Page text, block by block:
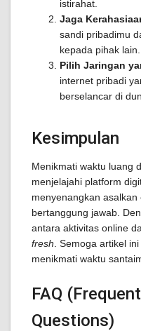
istirahat.
Jaga
sandi pribadimu
kepada pihak lain.
Pilih Jaringan
internet pribadi
berselancar di
Kesimpulan
Menikmati waktu luang
menjelajahi platform
menyenangkan
bertanggung jawab.
antara aktivitas online
fresh . Semoga artikel
menikmati waktu
FAQ
Questions)